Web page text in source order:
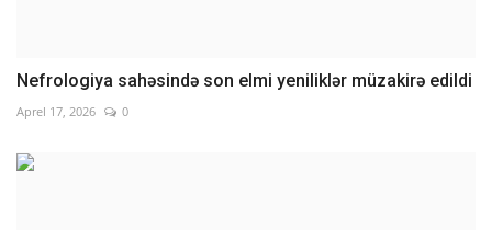
Nefrologiya sahəsində son elmi yeniliklər müzakirə edildi
Aprel 17, 2026 0